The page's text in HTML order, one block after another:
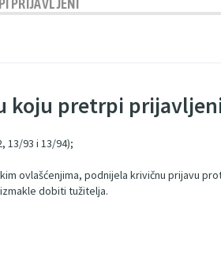
PRIJAVLJENI
koju pretrpi
13/93 i 13/94);
ovlašćenjima, podnijela krivičnu prijavu
dobiti tužitelja.